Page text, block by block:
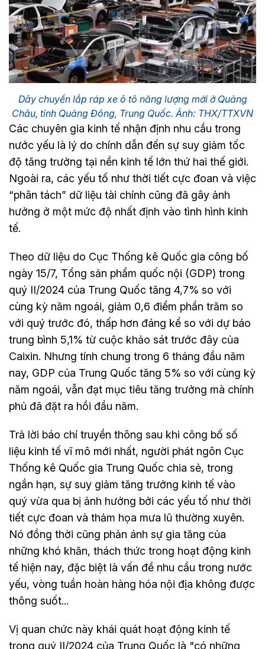
Dây chuyền lắp ráp xe ô tô năng lượng mới ở Quảng
Châu, tỉnh Quảng Đông, Trung Quốc. Ảnh: THX/TTXVN
Các chuyên gia kinh tế nhận định nhu cầu trong
nước yếu là lý do chính dẫn đến sự suy giảm tốc
độ tăng trưởng tại nền kinh tế lớn thứ hai thế giới.
Ngoài ra, các yếu tố như thời tiết cực đoan và việc
“phân tách” dữ liệu tài chính cũng đã gây ảnh
hưởng ở một mức độ nhất định vào tình hình kinh
tế.
Theo dữ liệu do Cục Thống kê Quốc gia công bố
ngày 15/7, Tổng sản phẩm quốc nội (GDP) trong
quý II/2024 của Trung Quốc tăng 4,7% so với
cùng kỳ năm ngoái, giảm 0,6 điểm phần trăm so
với quý trước đó, thấp hơn đáng kể so với dự báo
trung bình 5,1% từ cuộc khảo sát trước đây của
Caixin. Nhưng tính chung trong 6 tháng đầu năm
nay, GDP của Trung Quốc tăng 5% so với cùng kỳ
năm ngoái, vẫn đạt mục tiêu tăng trưởng mà chính
phủ đã đặt ra hồi đầu năm.
Trả lời báo chí truyền thông sau khi công bố số
liệu kinh tế vĩ mô mới nhất, người phát ngôn Cục
Thống kê Quốc gia Trung Quốc chia sẻ, trong
ngắn hạn, sự suy giảm tăng trưởng kinh tế vào
quý vừa qua bị ảnh hưởng bởi các yếu tố như thời
tiết cực đoan và thảm họa mưa lũ thường xuyên.
Nó đồng thời cũng phản ánh sự gia tăng của
những khó khăn, thách thức trong hoạt động kinh
tế hiện nay, đặc biệt là vấn đề nhu cầu trong nước
yếu, vòng tuần hoàn hàng hóa nội địa không được
thông suốt...
Vị quan chức này khái quát hoạt động kinh tế
trong quý II/2024 của Trung Quốc là "có những